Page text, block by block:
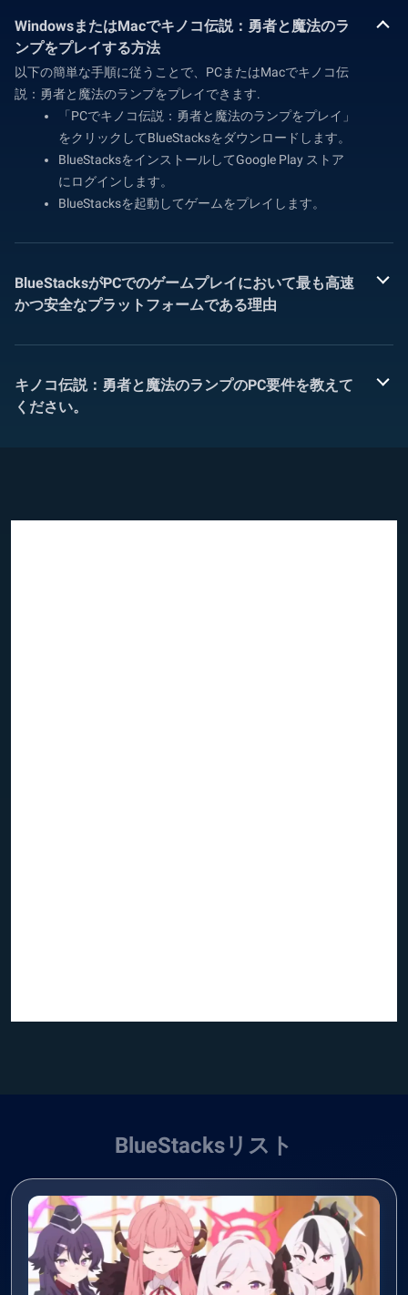
WindowsまたはMacでキノコ伝説：勇者と魔法のラ
ンプをプレイする方法
以下の簡単な手順に従うことで、PCまたはMacでキノコ伝
説：勇者と魔法のランプをプレイできます.
「PCでキノコ伝説：勇者と魔法のランプをプレイ」
をクリックしてBlueStacksをダウンロードします。
BlueStacksをインストールしてGoogle Play ストア
にログインします。
BlueStacksを起動してゲームをプレイします。
BlueStacksがPCでのゲームプレイにおいて最も高速
かつ安全なプラットフォームである理由
キノコ伝説：勇者と魔法のランプのPC要件を教えて
ください。
BlueStacksリスト